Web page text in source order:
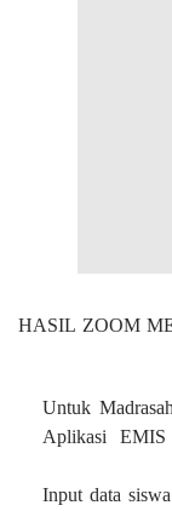
HASIL ZOOM
Untuk
Aplikasi
Input data